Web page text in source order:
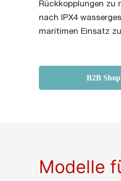
Rückkopplungen zu
nach IPX4
maritimen Einsatz
B2B Shop
Modelle